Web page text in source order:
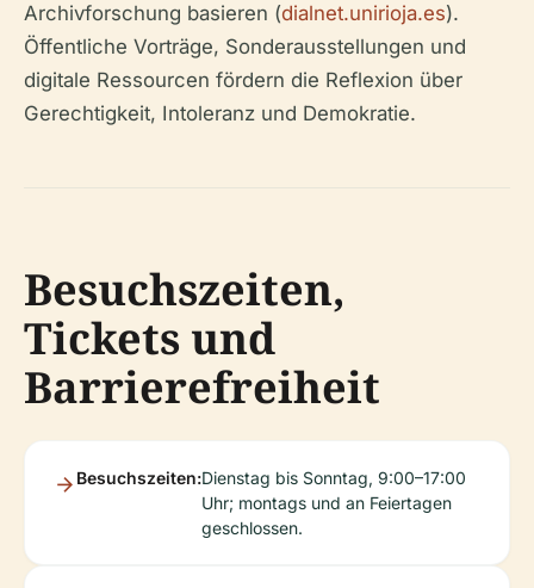
Archivforschung basieren (dialnet.unirioja.es).
Öffentliche Vorträge, Sonderausstellungen und
digitale Ressourcen fördern die Reflexion über
Gerechtigkeit, Intoleranz und Demokratie.
Besuchszeiten,
Tickets und
Barrierefreiheit
Besuchszeiten:Dienstag bis Sonntag, 9:00–17:00
Uhr; montags und an Feiertagen
geschlossen.